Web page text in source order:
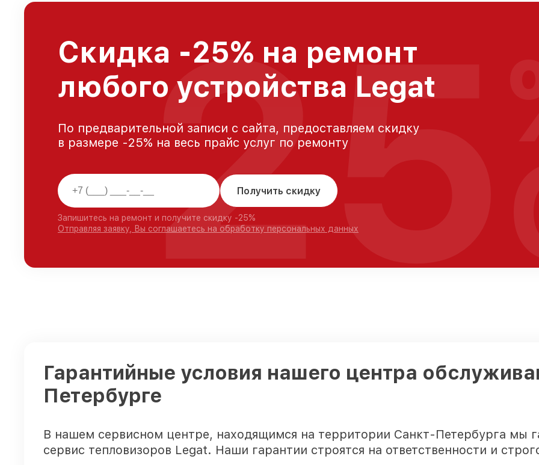
Скидка -25% на ремонт
любого устройства Legat
По предварительной записи с сайта, предоставляем скидку
в размере -25% на весь прайс услуг по ремонту
Получить скидку
Запишитесь на ремонт и получите скидку -25%
Отправляя заявку, Вы соглашаетесь на обработку персональных данных
25
Гарантийные условия нашего центра
Петербурге
В нашем сервисном центре, находящимся на территории Санкт-Петербурга мы
сервис тепловизоров Legat. Наши гарантии строятся на ответственности и